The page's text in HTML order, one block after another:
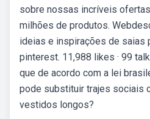
sobre nossas incríveis
milhões de produtos.
ideias e inspirações de saias
pinterest. 11,988 likes · 99
que de acordo com a lei
pode substituir trajes sociais
vestidos longos?